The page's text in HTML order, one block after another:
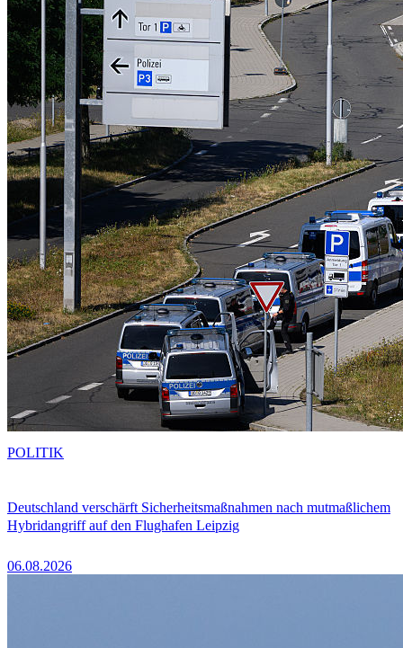
Deutschland verschärft Sicherheitsmaßnahmen nach mutmaßlichem
Hybridangriff auf den Flughafen Leipzig
06.08.2026
POLITIK